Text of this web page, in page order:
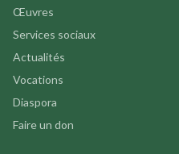
Œuvres
Services sociaux
Actualités
Vocations
Diaspora
Faire un don